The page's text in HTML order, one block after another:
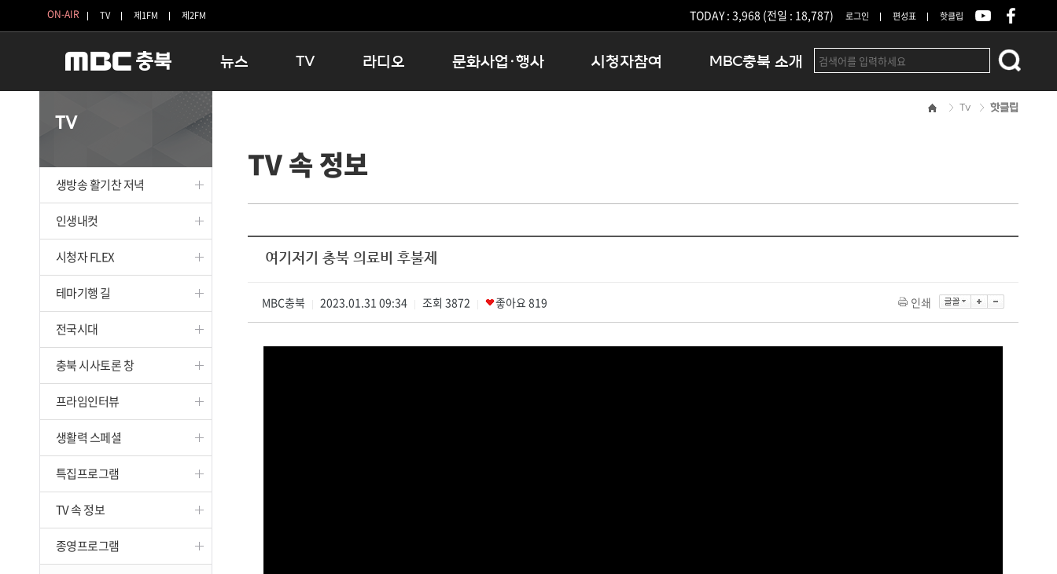
ON-AIR TV 제1FM 제2FM TODAY : 3,968 (전일 : 18,787) 로그인 편성표 핫클립
뉴스
보은
옥천
TV
인생내컷
테마기행 길
시청자 FLEX
특집프로그램
종영프로그램
라디오
16:00 완벽한 하루
우리 고향, 부탁해!
문화사업·행사
충청북도 음식문화페스타
로컬 콘텐츠 Hub
문화행사 아카이빙
시청자참여 MBC충북 소개
오시는길
TV
생방송 활기찬 저녁
인생내컷
시청자 FLEX
테마기행 길
전국시대
충북 시사토론 창
프라임인터뷰
생활력 스페셜
특집프로그램
TV 속 정보
종영프로그램
Tv 핫클립
TV 속 정보
여기저기 충북 의료비 후불제
MBC충북 2023.01.31 09:34 조회 3872 좋아요819 인쇄